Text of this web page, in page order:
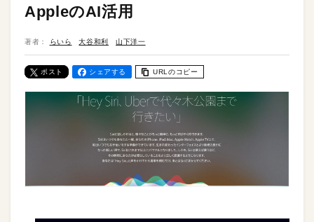
AppleのAI活用
著者： らいら 大谷和利 山下洋一
ポスト シェアする URLのコピー